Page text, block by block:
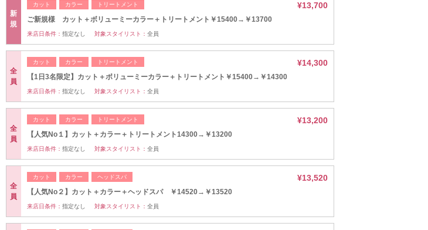
新
規
カット カラー トリートメント
ご新規様 カット＋ボリューミーカラー＋トリートメント￥15400→￥13700
¥13,700
来店日条件： 指定なし 対象スタイリスト： 全員
全
員
カット カラー トリートメント
【1日3名限定】カット＋ボリューミーカラー＋トリートメント￥15400→￥14300
¥14,300
来店日条件： 指定なし 対象スタイリスト： 全員
全
員
カット カラー トリートメント
【人気No１】カット＋カラー＋トリートメント14300→￥13200
¥13,200
来店日条件： 指定なし 対象スタイリスト： 全員
全
員
カット カラー ヘッドスパ
【人気No２】カット＋カラー＋ヘッドスパ ￥14520→￥13520
¥13,520
来店日条件： 指定なし 対象スタイリスト： 全員